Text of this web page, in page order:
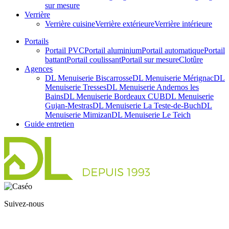
sur mesure
Verrière
Verrière cuisineVerrière extérieureVerrière intérieure
Portails
Portail PVCPortail aluminiumPortail automatiquePortail
battantPortail coulissantPortail sur mesureClotûre
Agences
DL Menuiserie BiscarrosseDL Menuiserie MérignacDL
Menuiserie TressesDL Menuiserie Andernos les
BainsDL Menuiserie Bordeaux CUBDL Menuiserie
Gujan-MestrasDL Menuiserie La Teste-de-BuchDL
Menuiserie MimizanDL Menuiserie Le Teich
Guide entretien
Suivez-nous